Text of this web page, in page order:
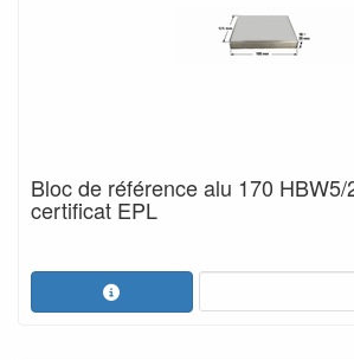
Bloc de référence alu 170
certificat EPL